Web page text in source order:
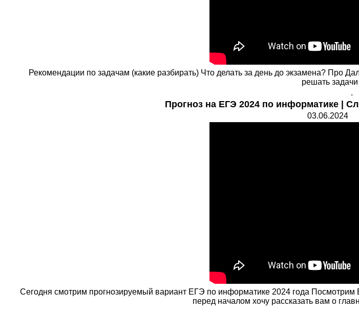
Рекомендации по задачам (какие разбирать) Что делать за день до экзамена? Про
решать
.
Прогноз на ЕГЭ 2024 по информатике |
Сегодня смотрим прогнозируемый вариант ЕГЭ по информатике 2024 года Посмотрим
перед началом хочу рассказать вам о